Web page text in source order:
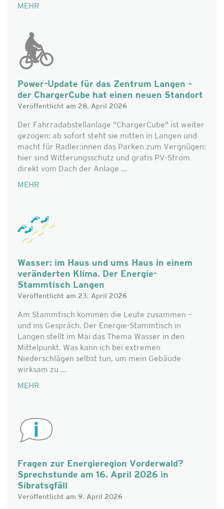
MEHR
Power-Update für das Zentrum Langen –
der ChargerCube hat einen neuen Standort
Veröffentlicht am 28. April 2026
Der Fahrradabstellanlage "ChargerCube" ist weiter
gezogen: ab sofort steht sie mitten in Langen und
macht für Radler:innen das Parken zum Vergnügen:
hier sind Witterungsschutz und gratis PV-Strom
direkt vom Dach der Anlage ...
MEHR
Wasser: im Haus und ums Haus in einem
veränderten Klima. Der Energie-
Stammtisch Langen
Veröffentlicht am 23. April 2026
Am Stammtisch kommen die Leute zusammen –
und ins Gespräch. Der Energie-Stammtisch in
Langen stellt im Mai das Thema Wasser in den
Mittelpunkt. Was kann ich bei extremen
Niederschlägen selbst tun, um mein Gebäude
wirksam zu ...
MEHR
Fragen zur Energieregion Vorderwald?
Sprechstunde am 16. April 2026 in
Sibratsgfäll
Veröffentlicht am 9. April 2026